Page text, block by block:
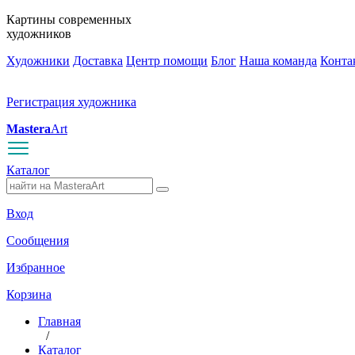
Картины современных
художников
Художники Доставка Центр помощи Блог Наша команда
Регистрация художника
MasteraArt
Каталог
Вход
Сообщения
Избранное
Корзина
Главная
/
Каталог